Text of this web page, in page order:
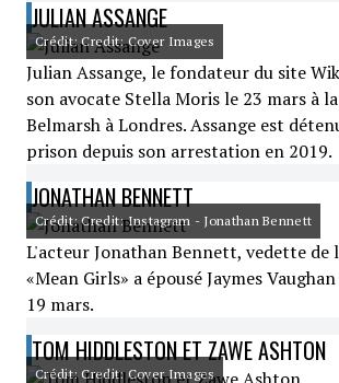
JULIAN ASSANGE
Crédit: Credit: Cover Images
Julian Assange, le fondateur du site
son avocate Stella Moris le 23 mars à
Belmarsh à Londres. Assange est
prison depuis son arrestation en 2019.
JONATHAN BENNETT
Crédit: Credit: Instagram - Jonathan Bennett
L'acteur Jonathan Bennett, vedette de
«Mean Girls» a épousé Jaymes
19 mars.
TOM HIDDLESTON ET ZAWE ASHTON
Crédit: Credit: Cover Images